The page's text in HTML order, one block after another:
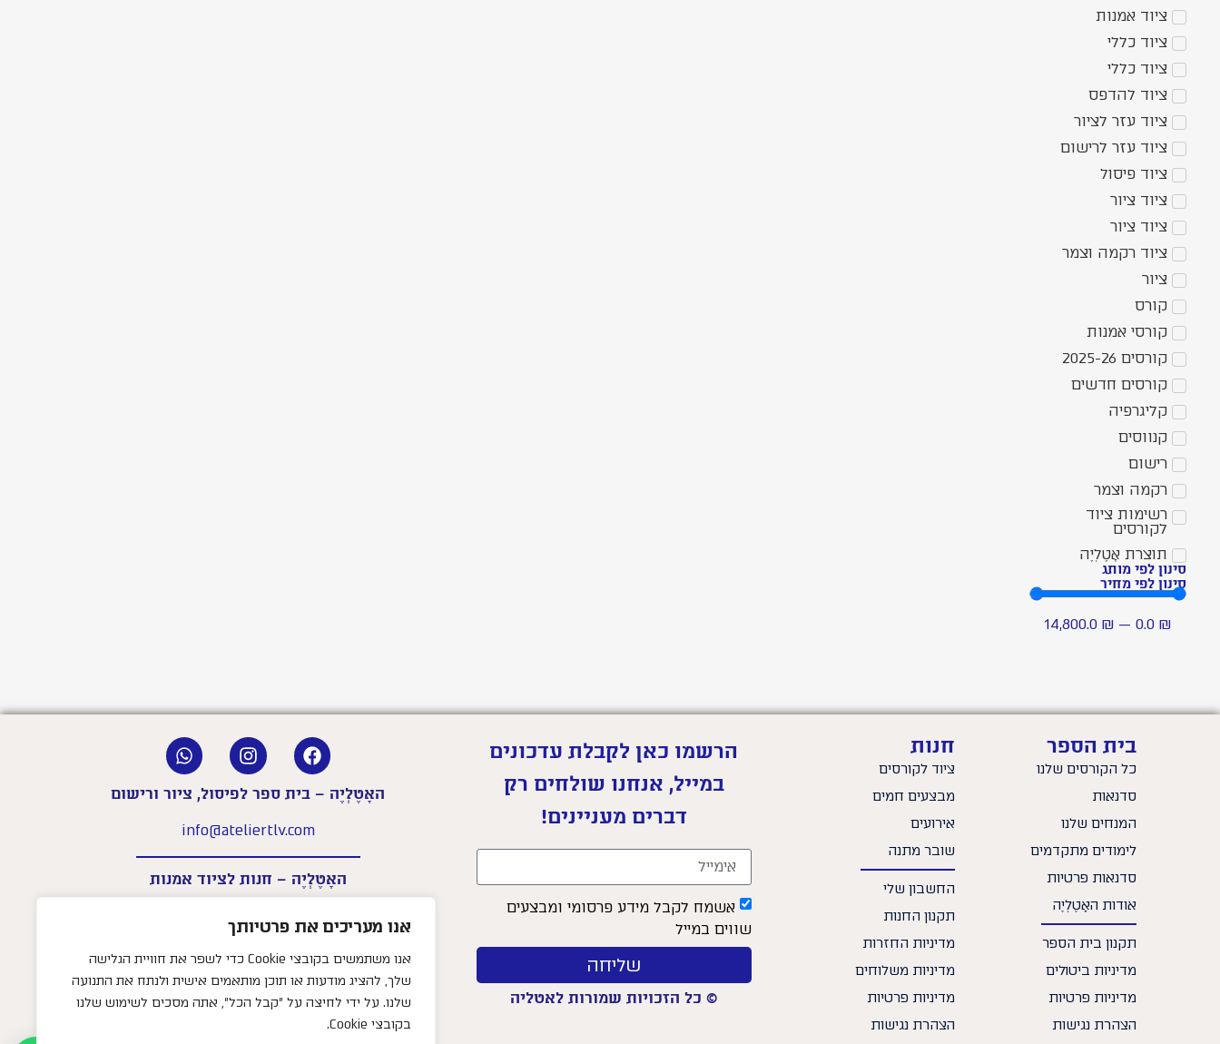
אנו מעריכים את פרטיותך
אנו משתמשים בקובצי Cookie כדי לשפר את חוויית הגלישה
שלך, להציג מודעות או תוכן מותאמים אישית ולנתח את התנועה
שלנו. על ידי לחיצה על "קבל הכל", אתה מסכים לשימוש שלנו
בקובצי Cookie.
ציוד אמנות
ציוד כללי
ציוד כללי
ציוד להדפס
ציוד עזר לציור
ציוד עזר לרישום
ציוד פיסול
ציוד ציור
ציוד ציור
ציוד רקמה וצמר
ציור
קורס
קורסי אמנות
קורסים 2025-26
קורסים חדשים
קליגרפיה
קנווסים
רישום
רקמה וצמר
רשימות ציוד
לקורסים
תוצרת אָטֶלְיֶה
סינון לפי מותג
סינון לפי מחיר
₪
0.0
—
₪
14,800.0
בית הספר
כל הקורסים שלנו
סדנאות
המנחים שלנו
לימודים מתקדמים
סדנאות פרטיות
אודות האָטֶלְיֶה
תקנון בית הספר
מדיניות ביטולים
מדיניות פרטיות
הצהרת נגישות
חנות
ציוד לקורסים
מבצעים חמים
אירועים
שובר מתנה
החשבון שלי
תקנון החנות
מדיניות החזרות
מדיניות משלוחים
מדיניות פרטיות
הצהרת נגישות
הרשמו כאן לקבלת עדכונים
במייל, אנחנו שולחים רק
דברים מעניינים!
אשמח לקבל מידע פרסומי ומבצעים
שווים במייל
שליחה
© כל הזכויות שמורות לאטליה
האָטֶלְיֶה – בית ספר לפיסול, ציור ורישום
info@ateliertlv.com
האָטֶלְיֶה – חנות לציוד אמנות
א׳–ה׳: 09:00-18:00
יום ו׳: 09:00-14:00